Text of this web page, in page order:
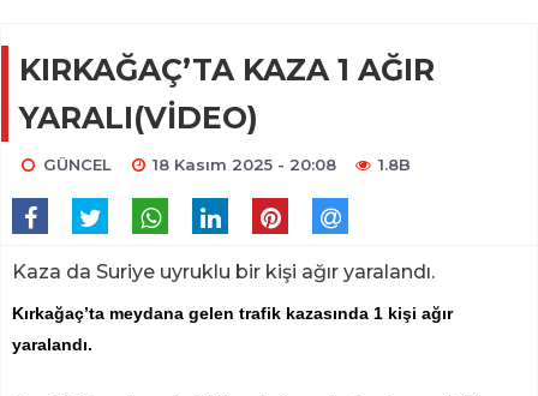
KIRKAĞAÇ’TA KAZA 1 AĞIR
YARALI(VİDEO)
GÜNCEL 18 Kasım 2025 - 20:08 1.8B
Kaza da Suriye uyruklu bir kişi ağır yaralandı.
Kırkağaç’ta meydana gelen trafik kazasında 1 kişi ağır
yaralandı.